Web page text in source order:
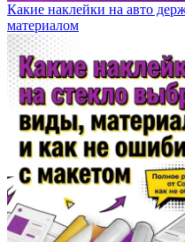
Какие наклейки на авто
материалом